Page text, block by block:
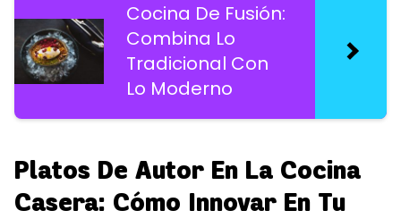
Cocina De Fusión:
Combina Lo
Tradicional Con
Lo Moderno
Platos De Autor En La Cocina
Casera: Cómo Innovar En Tu